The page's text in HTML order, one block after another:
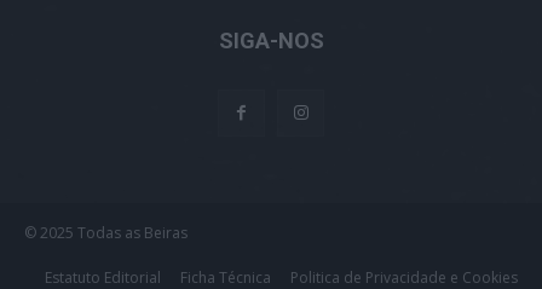
SIGA-NOS
© 2025 Todas as Beiras
Estatuto Editorial Ficha Técnica Politica de Privacidade e Cookies